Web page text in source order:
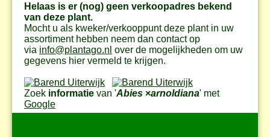
Helaas is er (nog) geen verkoopadres bekend
van deze plant.
Mocht u als kweker/verkooppunt deze plant in uw
assortiment hebben neem dan contact op
via info@plantago.nl over de mogelijkheden om uw
gegevens hier vermeld te krijgen.
Zoek informatie van 'Abies ×arnoldiana' met
Google